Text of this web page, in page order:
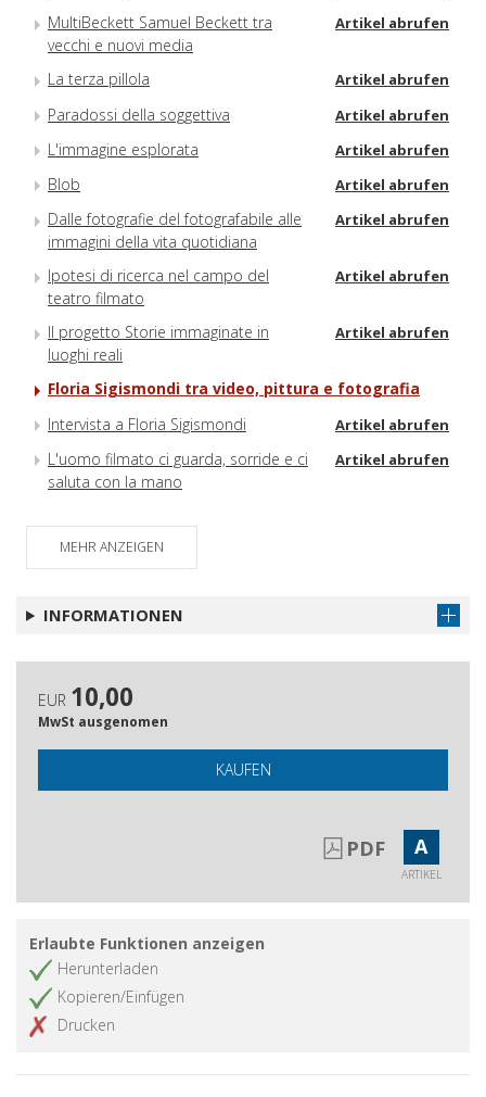
MultiBeckett Samuel Beckett tra
vecchi e nuovi media
Artikel abrufen
La terza pillola Artikel abrufen
Paradossi della soggettiva Artikel abrufen
L'immagine esplorata Artikel abrufen
Blob Artikel abrufen
Dalle fotografie del fotografabile alle
immagini della vita quotidiana
Artikel abrufen
Ipotesi di ricerca nel campo del
teatro filmato
Artikel abrufen
Il progetto Storie immaginate in
luoghi reali
Artikel abrufen
Floria Sigismondi tra video, pittura e fotografia
Intervista a Floria Sigismondi
Artikel abrufen
L'uomo filmato ci guarda, sorride e ci
saluta con la mano
Artikel abrufen
MEHR ANZEIGEN
INFORMATIONEN
EUR 10,00
MwSt ausgenomen
KAUFEN
PDF A
ARTIKEL
Erlaubte Funktionen anzeigen
Herunterladen
Kopieren/Einfügen
Drucken